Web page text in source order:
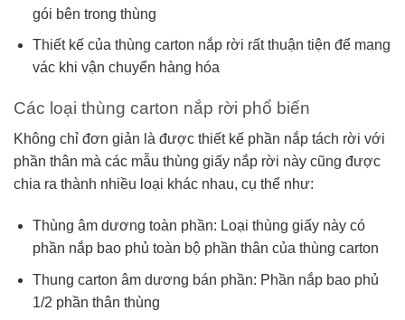
gói bên trong thùng
Thiết kế của thùng carton nắp rời rất thuận tiện để mang
vác khi vận chuyển hàng hóa
Các loại thùng carton nắp rời phổ biến
Không chỉ đơn giản là được thiết kế phần nắp tách rời với
phần thân mà các mẫu thùng giấy nắp rời này cũng được
chia ra thành nhiều loại khác nhau, cụ thể như:
Thùng âm dương toàn phần: Loại thùng giấy này có
phần nắp bao phủ toàn bộ phần thân của thùng carton
Thung carton âm dương bán phần: Phần nắp bao phủ
1/2 phần thân thùng